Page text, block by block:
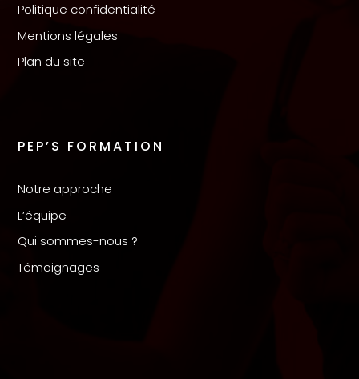
Politique confidentialité
Mentions légales
Plan du site
PEP’S FORMATION
Notre approche
L’équipe
Qui sommes-nous ?
Témoignages